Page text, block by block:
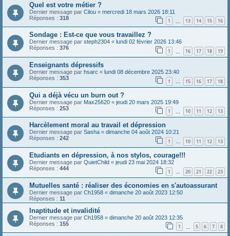
Quel est votre métier ?
Dernier message par Cilou « mercredi 18 mars 2026 18:11
Réponses : 318 1 13 14 15 16
Sondage : Est-ce que vous travaillez ?
Dernier message par steph2304 « lundi 02 février 2026 13:46
Réponses : 376 1 16 17 18 19
Enseignants dépressifs
Dernier message par hsarc « lundi 08 décembre 2025 23:40
Réponses : 353 1 … 15 16 17 18
Qui a déjà vécu un burn out ?
Dernier message par Max25620 « jeudi 20 mars 2025 19:49
Réponses : 253 1 10 11 12 13
Harcèlement moral au travail et dépression
Dernier message par Sasha « dimanche 04 août 2024 10:21
Réponses : 242 1 … 10 11 12 13
Etudiants en dépression, à nos stylos, courage!!!
Dernier message par QuietChild « jeudi 23 mai 2024 18:32
Réponses : 444 1 … 20 21 22 23
Mutuelles santé : réaliser des économies en s'autoassurant
Dernier message par Ch1958 « dimanche 20 août 2023 12:50
Réponses : 11
Inaptitude et invalidité
Dernier message par Ch1958 « dimanche 20 août 2023 12:35
Réponses : 155 1 5 6 7 8